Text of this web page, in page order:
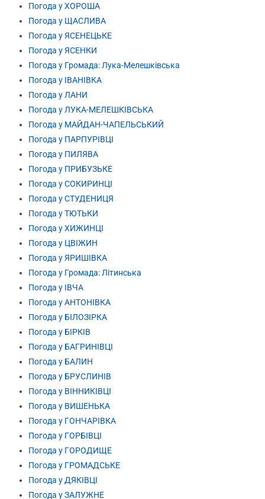
Погода у ХОРОША
Погода у ЩАСЛИВА
Погода у ЯСЕНЕЦЬКЕ
Погода у ЯСЕНКИ
Погода у Громада: Лука-Мелешківська
Погода у ІВАНІВКА
Погода у ЛАНИ
Погода у ЛУКА-МЕЛЕШКІВСЬКА
Погода у МАЙДАН-ЧАПЕЛЬСЬКИЙ
Погода у ПАРПУРІВЦІ
Погода у ПИЛЯВА
Погода у ПРИБУЗЬКЕ
Погода у СОКИРИНЦІ
Погода у СТУДЕНИЦЯ
Погода у ТЮТЬКИ
Погода у ХИЖИНЦІ
Погода у ЦВІЖИН
Погода у ЯРИШІВКА
Погода у Громада: Літинська
Погода у ІВЧА
Погода у АНТОНІВКА
Погода у БІЛОЗІРКА
Погода у БІРКІВ
Погода у БАГРИНІВЦІ
Погода у БАЛИН
Погода у БРУСЛИНІВ
Погода у ВІННИКІВЦІ
Погода у ВИШЕНЬКА
Погода у ГОНЧАРІВКА
Погода у ГОРБІВЦІ
Погода у ГОРОДИЩЕ
Погода у ГРОМАДСЬКЕ
Погода у ДЯКІВЦІ
Погода у ЗАЛУЖНЕ